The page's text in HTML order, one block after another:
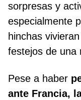
sorpresas y
especialmente
hinchas
festejos de una
Pese a haber
ante Francia,